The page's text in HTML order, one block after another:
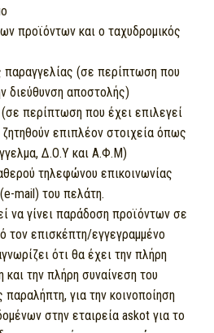
προϊόντων και ο ταχυδρομικός
παραγγελίας (σε περίπτωση που
διεύθυνση αποστολής)
περίπτωση που έχει επιλεγεί
επιπλέον στοιχεία όπως
Δ.Ο.Υ και Α.Φ.Μ)
τηλεφώνου επικοινωνίας
mail) του πελάτη.
να γίνει παράδοση προϊόντων σε
τον επισκέπτη/εγγεγραμμένο
ότι θα έχει την πλήρη
την πλήρη συναίνεση του
για την κοινοποίηση
στην εταιρεία askot για το